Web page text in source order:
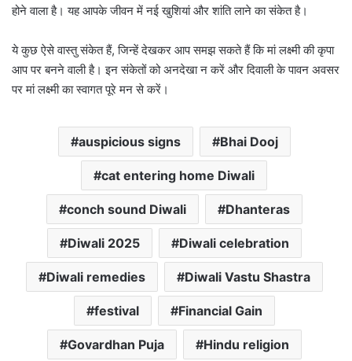
होने वाला है। यह आपके जीवन में नई खुशियां और शांति लाने का संकेत है।
ये कुछ ऐसे वास्तु संकेत हैं, जिन्हें देखकर आप समझ सकते हैं कि मां लक्ष्मी की कृपा
आप पर बनने वाली है। इन संकेतों को अनदेखा न करें और दिवाली के पावन अवसर
पर मां लक्ष्मी का स्वागत पूरे मन से करें।
auspicious signs Bhai Dooj
cat entering home Diwali
conch sound Diwali Dhanteras
Diwali 2025 Diwali celebration
Diwali remedies Diwali Vastu Shastra
festival Financial Gain
Govardhan Puja Hindu religion